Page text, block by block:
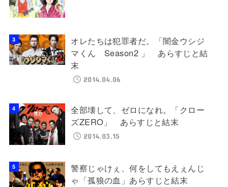
オレたちは犯罪者だ。「闇金ウシジ
マくん Season2 」 あらすじと結
末
2014.04.06
全部壊して、ゼロになれ。「クロー
ズZERO」 あらすじと結末
2014.03.15
警察じゃけぇ、何をしてもえぇんじ
ゃ「孤狼の血」あらすじと結末